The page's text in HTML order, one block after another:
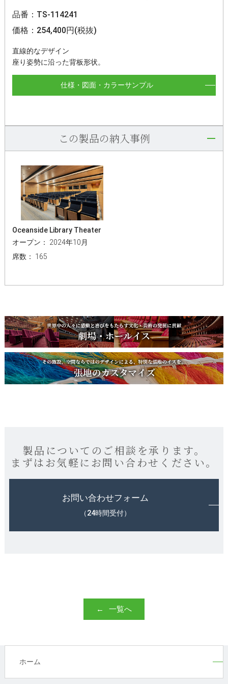
品番：TS-114241
価格：254,400円(税抜)
直線的なデザイン
座り姿勢に沿った背板形状。
仕様・図面・カラーサンプル
この製品の納入事例
Oceanside Library Theater
オープン： 2024年10月
席数： 165
製品についてのご相談を承ります。
まずはお気軽にお問い合わせください。
お問い合わせフォーム
（24時間受付）
一覧へ
ホーム